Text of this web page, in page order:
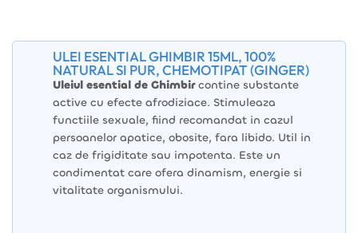
ULEI ESENTIAL GHIMBIR 15ML, 100%
NATURAL SI PUR, CHEMOTIPAT (GINGER)
Uleiul esential de Ghimbircontine substante
active cu efecte afrodiziace. Stimuleaza
functiile sexuale, fiind recomandat in cazul
persoanelor apatice, obosite, fara libido. Util in
caz de frigiditate sau impotenta. Este un
condimentat care ofera dinamism, energie si
vitalitate organismului.